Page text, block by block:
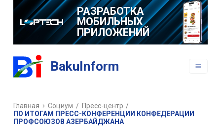
РАЗРАБОТКА
МОБИЛЬНЫХ
ПРИЛОЖЕНИЙ
BakuInform
Главная Социум / Пресс-центр /
ПО ИТОГАМ ПРЕСС-КОНФЕРЕНЦИИ КОНФЕДЕРАЦИИ
ПРОФСОЮЗОВ АЗЕРБАЙДЖАНА